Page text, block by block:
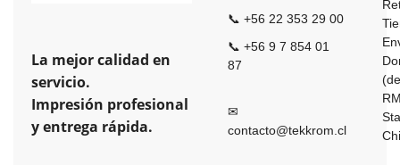
La mejor calidad en
servicio.
Impresión profesional
y entrega rápida.
📞 +56 22 353 29 00
📞 +56 9 7 854 01
87
✉
contacto@tekkrom.cl